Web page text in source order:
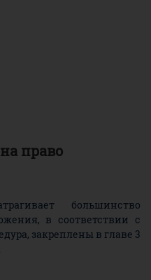
право
большинство
в соответствии с
закреплены в главе 3